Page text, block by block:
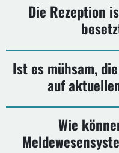
Die Rezeption
Ist es mühsam,
auf
Wie